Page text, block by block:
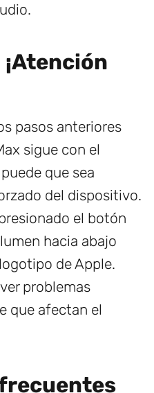
¡Atención
pasos anteriores
sigue con el
que sea
del dispositivo.
el botón
hacia abajo
de Apple.
problemas
que afectan el